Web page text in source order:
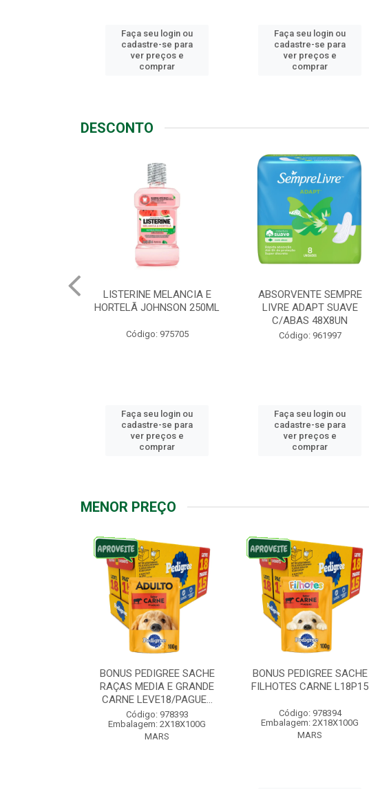
Faça seu login ou
cadastre-se para
ver preços e
comprar
Faça seu login ou
cadastre-se para
ver preços e
comprar
DESCONTO
ABSORVENTE SEMPRE
LIVRE ADAPT SUAVE
Código: 961997
Faça seu login ou
cadastre-se para
ver preços e
comprar
JOHNSON BABY SABONETE
REGULAR 80G
Código: 90408
Faça seu login ou
cadastre-se para
ver preços e
comprar
MENOR PREÇO
BONUS PEDIGREE SACHE
RAÇAS MEDIA E GRANDE
CARNE LEVE18/PAGUE...
Código: 978393
Embalagem: 2X18X100G
MARS
BONUS PEDIGREE SACHE
FILHOTES CARNE L18P15
Código: 978394
Embalagem: 2X18X100G
MARS